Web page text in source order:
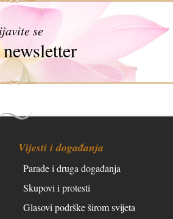
se
Vijesti i događanja
Parade i druga događanja
Skupovi i protesti
Glasovi podrške širom svijeta